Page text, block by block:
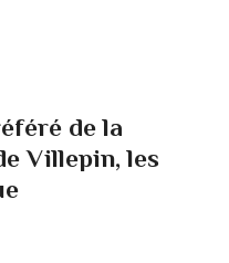
de la
Villepin, les